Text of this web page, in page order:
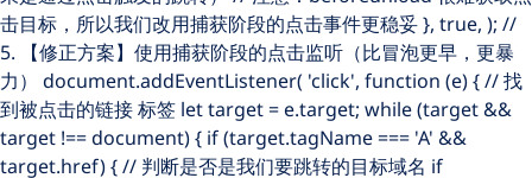
击目标，所以我们改用捕获阶段的点击事件更稳妥 }, true, ); //
5. 【修正方案】使用捕获阶段的点击监听（比冒泡更早，更暴
力） document.addEventListener( 'click', function (e) { // 找
到被点击的链接标签 let target = e.target; while (target &&
target !== document) { if (target.tagName === 'A' &&
target.href) { // 判断是否是我们要跳转的目标域名 if